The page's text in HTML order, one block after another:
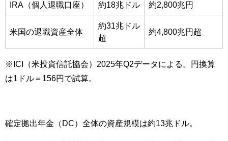
IRA（個人退職口座） 約18兆ドル 約2,800兆円
米国の退職資産全体
約31兆ドル
超
約4,800兆円超
※ICI（米投資信託協会）2025年Q2データによる。円換算
は1ドル＝156円で試算。
確定拠出年金（DC）全体の資産規模は約13兆ドル。